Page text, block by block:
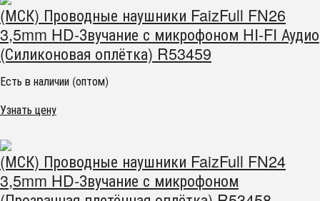
(МСК) Проводные наушники FaizFull FN26
3,5mm HD-Звучание с микрофоном HI-FI Аудио
(Силиконовая оплётка) R53459
Есть в наличии (оптом)
Узнать цену
(МСК) Проводные наушники FaizFull FN24
3,5mm HD-Звучание с микрофоном